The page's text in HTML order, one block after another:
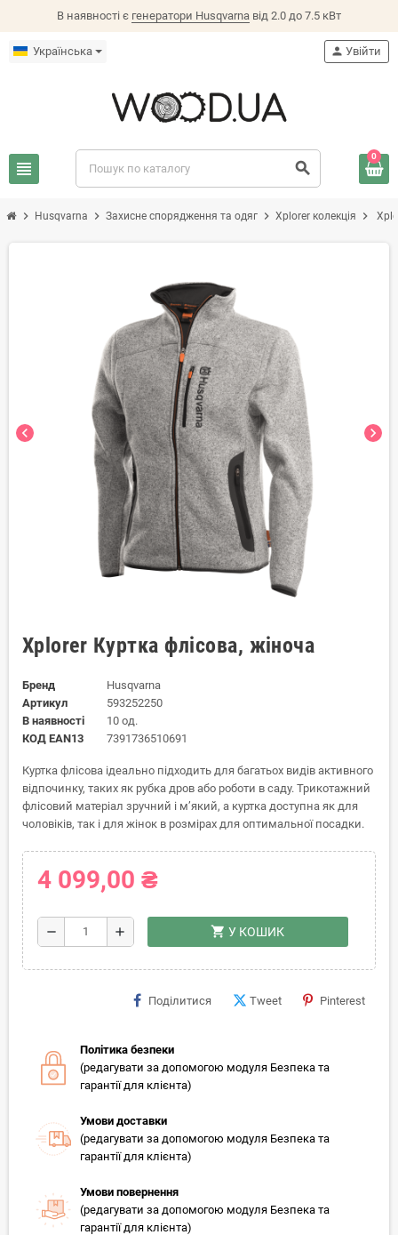
В наявності є генератори Husqvarna від 2.0 до 7.5 кВт
Українська
view_headline search
person Увійти
0
chevron_right Husqvarna chevron_right Захисне спорядження та одяг chevron_right Xplorer колекція chevron_right
chevron_left chevron_right
Xplorer Куртка флісова, жіноча
Бренд
Husqvarna
Артикул
593252250
В наявності
10 од.
КОД EAN13
7391736510691
Куртка флісова ідеально підходить для багатьох видів активного
відпочинку, таких як рубка дров або роботи в саду. Трикотажний
флісовий матеріал зручний і м’який, а куртка доступна як для
чоловіків, так і для жінок в розмірах для оптимальної посадки.
4 099,00 ₴
remove add shopping_cart У КОШИК
Поділитися Tweet Pinterest
Політика безпеки
(редагувати за допомогою модуля Безпека та
гарантії для клієнта)
Умови доставки
(редагувати за допомогою модуля Безпека та
гарантії для клієнта)
Умови повернення
(редагувати за допомогою модуля Безпека та
гарантії для клієнта)